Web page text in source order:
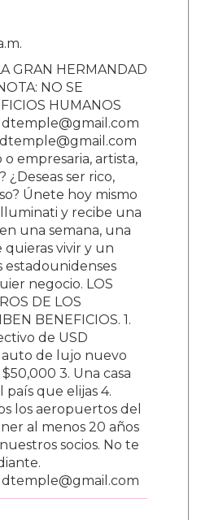
GRAN HERMANDAD
NO SE
HUMANOS
o empresaria, artista,
¿Deseas ser rico,
Únete hoy mismo
y recibe una
una semana, una
quieras vivir y un
estadounidenses
negocio. LOS
DE LOS
BENEFICIOS. 1.
de USD
auto de lujo nuevo
3. Una casa
que elijas 4.
los aeropuertos del
al menos 20 años
socios. No te